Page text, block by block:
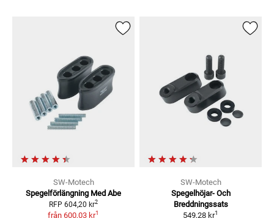
SW-Motech
Spegelförlängning Med Abe
RFP 604,20 kr2
från 600,03 kr1
SW-Motech
Spegelhöjar- Och
Breddningssats
549,28 kr1